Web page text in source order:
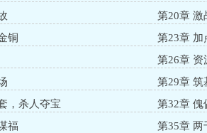
第20章 激
铜
第23章 加
第26章 资
第29章 筑
，杀人夺宝
第32章 傀
福
第35章 两